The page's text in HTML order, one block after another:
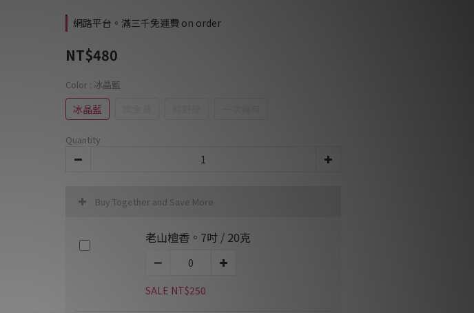
網路平台。滿三千免運費 on order
NT$480
Color : 冰晶藍
冰晶藍
Quantity
Buy Together and Save More
老山檀香。7吋 / 20克
SALE NT$250